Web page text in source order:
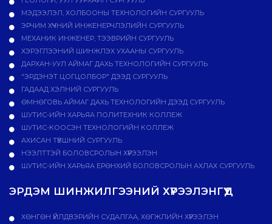
МЭДЭЭЛЭЛ, ХОЛБООНЫ ТЕХНОЛОГИЙН СУРГУУЛЬ
ЭРЧИМ ХҮЧНИЙ ИНЖЕНЕРЧЛЭЛИЙН СУРГУУЛЬ
МЕХАНИК ИНЖЕНЕР, ТЭЭВРИЙН СУРГУУЛЬ
ХЭРЭГЛЭЭНИЙ ШИНЖЛЭХ УХААНЫ СУРГУУЛЬ
ДАРХАН-УУЛ АЙМАГ ДАХЬ ТЕХНОЛОГИЙН СУРГУУЛЬ
"ЭРДЭНЭТ ЦОГЦОЛБОР" ДЭЭД СУРГУУЛЬ
ГАДААД ХЭЛНИЙ СУРГУУЛЬ
ӨМНӨГОВЬ АЙМАГ ДАХЬ ТЕХНОЛОГИЙН ДЭЭД СУРГУУЛЬ
ШУТИС-ИЙН ХАРЬЯА ПОЛИТЕХНИК КОЛЛЕЖ
ШУТИС-КООСЭН ТЕХНОЛОГИЙН КОЛЛЕЖ
АХИСАН ТҮВШНИЙ СУРГУУЛЬ
НЭЭЛТТЭЙ БОЛОВСРОЛЫН ХҮРЭЭЛЭН
ШУТИС-ИЙН ХАРЬЯА ЕРӨНХИЙ БОЛОВСРОЛЫН АХЛАХ СУРГУУЛЬ
ЭРДЭМ ШИНЖИЛГЭЭНИЙ ХҮРЭЭЛЭНГҮҮД
ХӨНГӨН ҮЙЛДВЭРИЙН СУДАЛГАА, ХӨГЖЛИЙН ХҮРЭЭЛЭН